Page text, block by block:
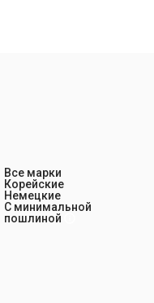
Все марки
Корейские
Немецкие
С минимальной
пошлиной